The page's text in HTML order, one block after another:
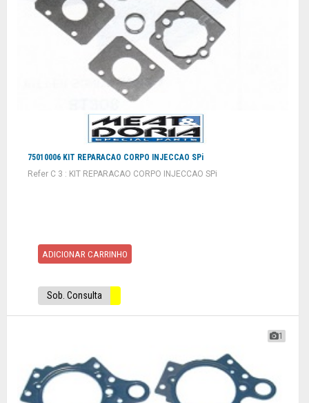
75010006 KIT REPARACAO CORPO INJECCAO SPi
Refer C 3 : KIT REPARACAO CORPO INJECCAO SPi
ADICIONAR CARRINHO
Sob. Consulta
1